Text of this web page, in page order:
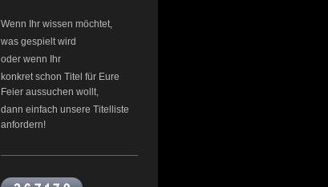
Wenn Ihr wissen möchtet,
was gespielt wird
oder wenn Ihr
konkret schon Titel für Eure
Feier aussuchen wollt,
dann einfach unsere Titelliste
anfordern!